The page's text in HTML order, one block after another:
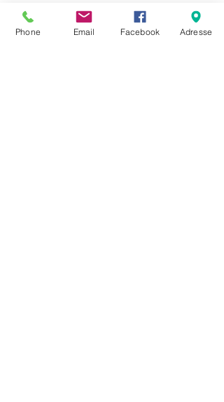
Además
Phone Email Facebook Adresse